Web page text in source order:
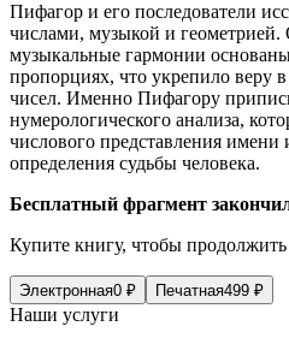
Пифагор и его последователи
числами, музыкой и
музыкальные гармонии
пропорциях, что укрепило веру
чисел. Именно Пифагору
нумерологического анализа,
числового представления
определения судьбы человека.
Бесплатный фрагмент
Купите книгу, чтобы продолжить
Электронная0 ₽ Печатная499 ₽
Наши услуги